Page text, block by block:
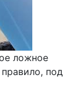
ложное
под